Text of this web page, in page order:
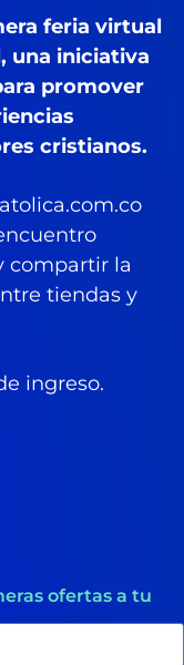
feria virtual
una iniciativa
promover
cristianos.
compartir la
tiendas y
ingreso.
ofertas a tu